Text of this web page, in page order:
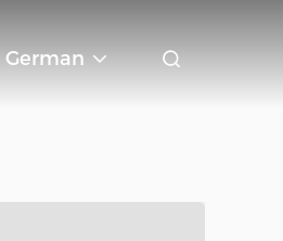
German